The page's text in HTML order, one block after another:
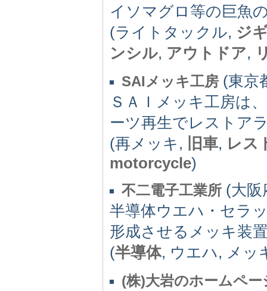
イソマグロ等の巨魚
(ライトタックル, ジ
ンシル, アウトドア,
SAIメッキ工房 (東京
ＳＡＩメッキ工房は
ーツ再生でレストア
(再メッキ,
旧車, レス
motorcycle)
不二電子工業所 (大阪
半導体ウエハ・セラ
形成させるメッキ装
(半導体, ウエハ, メッ
(株)大岩のホームペー